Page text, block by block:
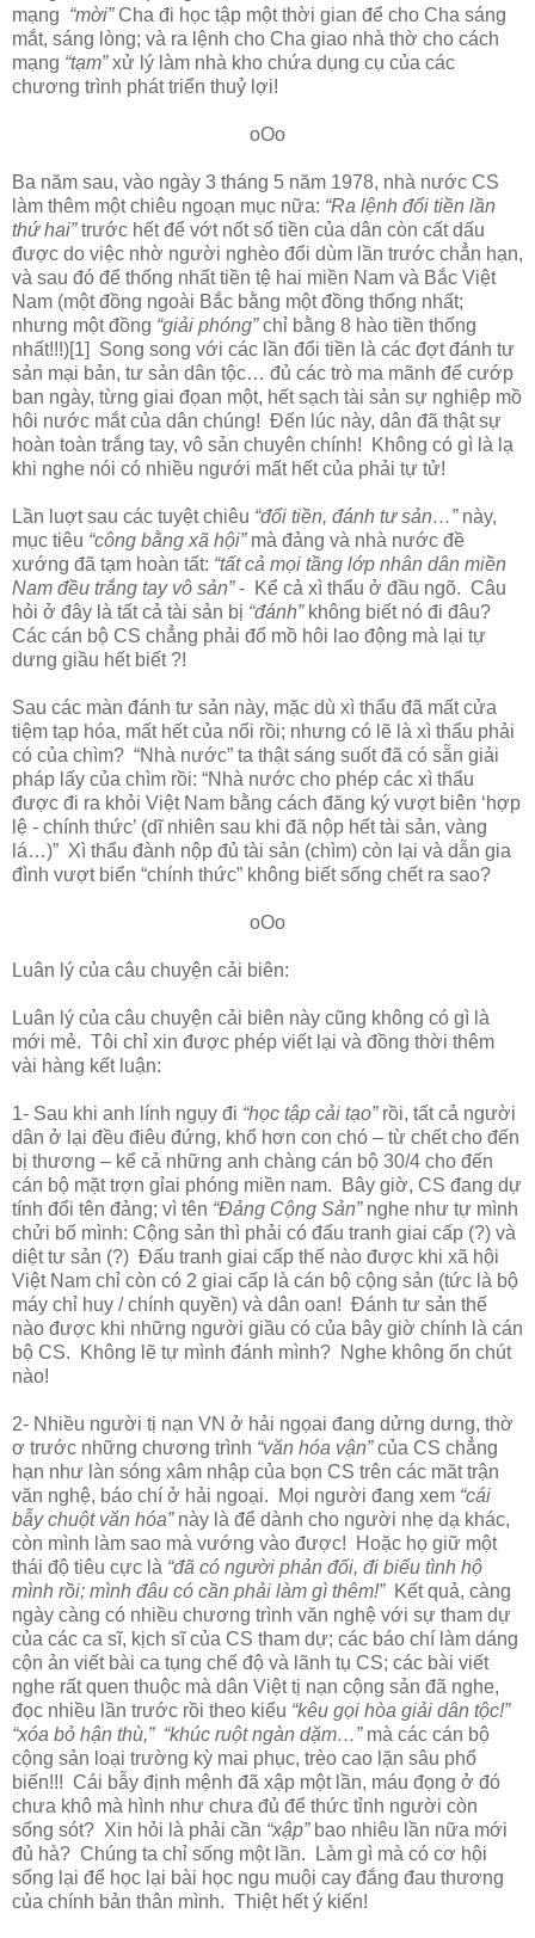
mạng “mời”Cha đi học tập một thời gian để cho Cha sáng
mắt, sáng lòng; và ra lệnh cho Cha giao nhà thờ cho cách
mạng “tạm”xử lý làm nhà kho chứa dụng cụ của các
chương trình phát triển thuỷ lợi!
oOo
Ba năm sau, vào ngày 3 tháng 5 năm 1978, nhà nước CS
làm thêm một chiêu ngoạn mục nữa: “Ra lệnh đổi tiền lần
thứ hai”trước hết để vớt nốt số tiền của dân còn cất dấu
được do việc nhờ người nghèo đổi dùm lần trước chẳn hạn,
và sau đó để thống nhất tiền tệ hai miền Nam và Bắc Việt
Nam (một đồng ngoài Bắc bằng một đồng thống nhất;
nhưng một đồng “giải phóng”chỉ bằng 8 hào tiền thống
nhất!!!)[1] Song song với các lần đổi tiền là các đợt đánh tư
sản mại bản, tư sản dân tộc… đủ các trò ma mãnh để cướp
ban ngày, từng giai đọan một, hết sạch tài sản sự nghiệp mồ
hôi nước mắt của dân chúng! Đến lúc này, dân đã thật sự
hoàn toàn trắng tay, vô sản chuyên chính! Không có gì là lạ
khi nghe nói có nhiều ngưới mất hết của phải tự tử!
Lần luợt sau các tuyệt chiêu “đổi tiền, đánh tư sản…”này,
mục tiêu “công bằng xã hội”mà đảng và nhà nước đề
xướng đã tạm hoàn tất: “tất cả mọi tầng lớp nhân dân miền
Nam đều trắng tay vô sản”- Kể cả xì thẩu ở đầu ngõ. Câu
hỏi ở đây là tất cả tài sản bị “đánh”không biết nó đi đâu?
Các cán bộ CS chẳng phải đổ mồ hôi lao động mà lại tự
dưng giầu hết biết ?!
Sau các màn đánh tư sản này, mặc dù xì thẩu đã mất cửa
tiệm tạp hóa, mất hết của nổi rồi; nhưng có lẽ là xì thẩu phải
có của chìm? “Nhà nước” ta thật sáng suốt đã có sẵn giải
pháp lấy của chìm rồi: “Nhà nước cho phép các xì thẩu
được đi ra khỏi Việt Nam bằng cách đăng ký vượt biên ‘hợp
lệ - chính thức’ (dĩ nhiên sau khi đã nộp hết tài sản, vàng
lá…)” Xì thẩu đành nộp đủ tài sản (chìm) còn lại và dẫn gia
đình vượt biển “chính thức” không biết sống chết ra sao?
oOo
Luân lý của câu chuyện cải biên:
Luân lý của câu chuyện cải biên này cũng không có gì là
mới mẻ. Tôi chỉ xin được phép viết lại và đồng thời thêm
vài hàng kết luận:
1- Sau khi anh lính ngụy đi “học tập cải tạo”rồi, tất cả người
dân ở lại đều điêu đứng, khổ hơn con chó – từ chết cho đến
bị thương – kể cả những anh chàng cán bộ 30/4 cho đến
cán bộ mặt trợn gỉai phóng miền nam. Bây giờ, CS đang dự
tính đổi tên đảng; vì tên “Đảng Cộng Sản”nghe như tự mình
chửi bố mình: Cộng sản thì phải có đấu tranh giai cấp (?) và
diệt tư sản (?) Đấu tranh giai cấp thế nào được khi xã hội
Việt Nam chỉ còn có 2 giai cấp là cán bộ cộng sản (tức là bộ
máy chỉ huy / chính quyền) và dân oan! Đánh tư sản thế
nào được khi những người giầu có của bây giờ chính là cán
bộ CS. Không lẽ tự mình đánh mình? Nghe không ổn chút
nào!
2- Nhiều người tị nạn VN ở hải ngọai đang dửng dưng, thờ
ơ trước những chương trình “văn hóa vận”của CS chẳng
hạn như làn sóng xâm nhập của bọn CS trên các măt trận
văn nghệ, báo chí ở hải ngoại. Mọi người đang xem “cái
bẫy chuột văn hóa”này là để dành cho người nhẹ dạ khác,
còn mình làm sao mà vướng vào được! Hoặc họ giữ một
thái độ tiêu cực là “đã có người phản đối, đi biểu tình hộ
mình rồi; mình đâu có cần phải làm gì thêm!”Kết quả, càng
ngày càng có nhiều chương trình văn nghệ với sự tham dự
của các ca sĩ, kịch sĩ của CS tham dự; các báo chí làm dáng
cộn ản viết bài ca tụng chế độ và lãnh tụ CS; các bài viết
nghe rất quen thuộc mà dân Việt tị nạn cộng sản đã nghe,
đọc nhiều lần trước rồi theo kiểu “kêu gọi hòa giải dân tộc!”
“xóa bỏ hận thù,” “khúc ruột ngàn dặm…”mà các cán bộ
cộng sản loại trường kỳ mai phục, trèo cao lặn sâu phổ
biến!!! Cái bẫy định mệnh đã xập một lần, máu đọng ở đó
chưa khô mà hình như chưa đủ để thức tỉnh người còn
sống sót? Xin hỏi là phải cần “xập”bao nhiêu lần nữa mới
đủ hà? Chúng ta chỉ sống một lần. Làm gì mà có cơ hội
sống lại để học lại bài học ngu muội cay đắng đau thương
của chính bản thân mình. Thiệt hết ý kiến!